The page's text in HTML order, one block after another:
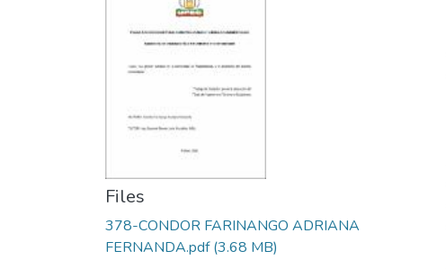
Files
378-CONDOR FARINANGO ADRIANA
FERNANDA.pdf(3.68 MB)